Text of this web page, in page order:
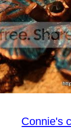
Connie's